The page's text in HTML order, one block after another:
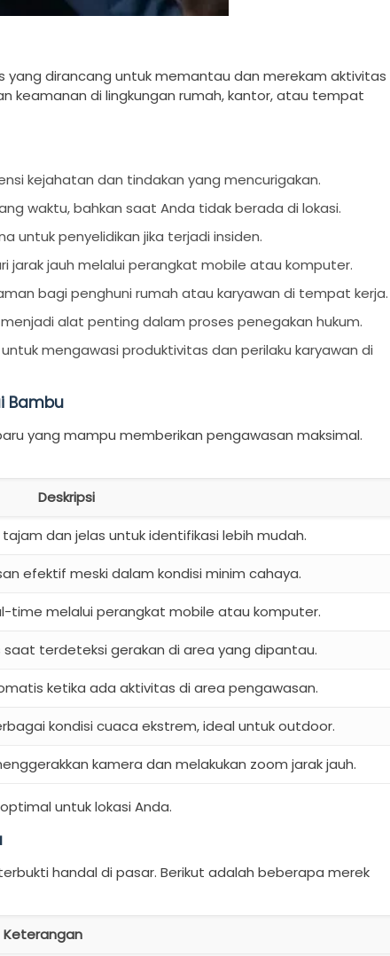
yang dirancang untuk memantau dan merekam aktivitas
keamanan di lingkungan rumah, kantor, atau tempat
kejahatan dan tindakan yang mencurigakan.
waktu, bahkan saat Anda tidak berada di lokasi.
untuk penyelidikan jika terjadi insiden.
jarak jauh melalui perangkat mobile atau komputer.
bagi penghuni rumah atau karyawan di tempat kerja.
menjadi alat penting dalam proses penegakan hukum.
mengawasi produktivitas dan perilaku karyawan di
Bambu
yang mampu memberikan pengawasan maksimal.
Deskripsi
dan jelas untuk identifikasi lebih mudah.
efektif meski dalam kondisi minim cahaya.
time melalui perangkat mobile atau komputer.
terdeteksi gerakan di area yang dipantau.
ketika ada aktivitas di area pengawasan.
kondisi cuaca ekstrem, ideal untuk outdoor.
kamera dan melakukan zoom jarak jauh.
untuk lokasi Anda.
handal di pasar. Berikut adalah beberapa merek
Keterangan